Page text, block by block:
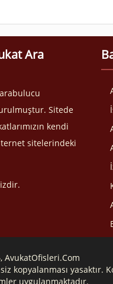
Ara
Sitede
kendi
sitelerindeki
AvukatOfisleri.Com
kopyalanması yasaktır.
uygulanmaktadır.